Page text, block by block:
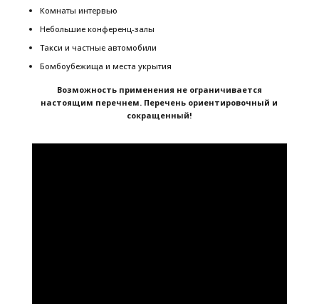
Комнаты интервью
Небольшие конференц-залы
Такси и частные автомобили
Бомбоубежища и места укрытия
Возможность применения не ограничивается
настоящим перечнем. Перечень ориентировочный и
сокращенный!